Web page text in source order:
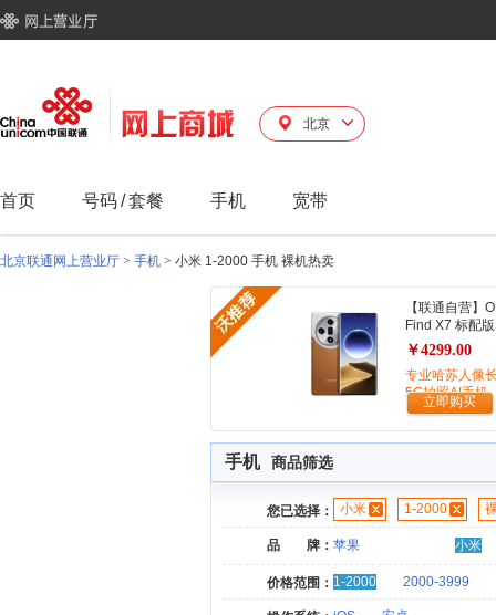
北京
首页 号码/套餐 手机 宽带
北京联通网上营业厅 > 手机 > 小米 1-2000 手机 裸机热卖
【联通自营】
Find X7 标配版
￥4299.00
专业哈苏人像
5G拍照AI手机
立即购买
手机 商品筛选
您已选择： 小米 1-2000
品 牌： 苹果 小米
价格范围： 1-2000 2000-3999